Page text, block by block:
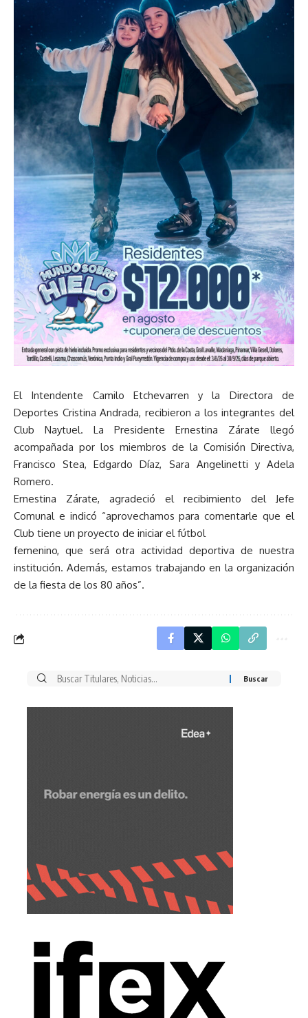
El Intendente Camilo Etchevarren y la Directora de
Deportes Cristina Andrada, recibieron a los integrantes del
Club Naytuel. La Presidente Ernestina Zárate llegó
acompañada por los miembros de la Comisión Directiva,
Francisco Stea, Edgardo Díaz, Sara Angelinetti y Adela
Romero.
Ernestina Zárate, agradeció el recibimiento del Jefe
Comunal e indicó “aprovechamos para comentarle que el
Club tiene un proyecto de iniciar el fútbol
femenino, que será otra actividad deportiva de nuestra
institución. Además, estamos trabajando en la organización
de la fiesta de los 80 años”.
Buscar